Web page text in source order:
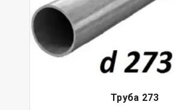
Труба 273